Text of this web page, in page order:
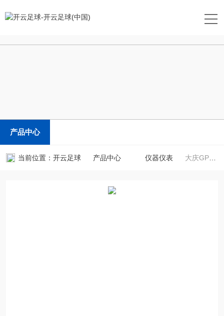
产品中心
当前位置： 开云足球 产品中心 仪器仪表 大庆GPS测亩仪